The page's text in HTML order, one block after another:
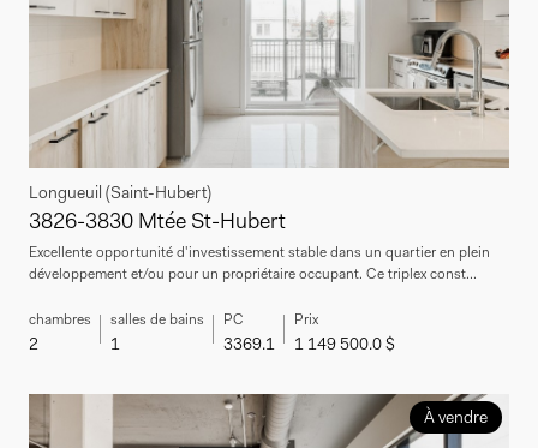
Longueuil (Saint-Hubert)
3826-3830 Mtée St-Hubert
Excellente opportunité d'investissement stable dans un quartier en plein
développement et/ou pour un propriétaire occupant. Ce triplex const...
chambres
2
salles de bains
1
PC
3369.1
Prix
1 149 500.0 $
À vendre